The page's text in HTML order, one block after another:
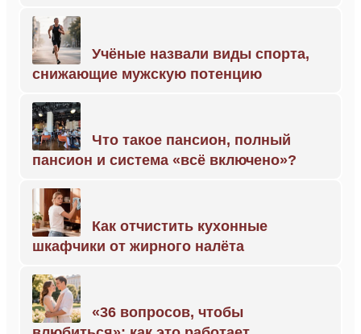
Учёные назвали виды спорта,
снижающие мужскую потенцию
Что такое пансион, полный
пансион и система «всё включено»?
Как отчистить кухонные
шкафчики от жирного налёта
«36 вопросов, чтобы